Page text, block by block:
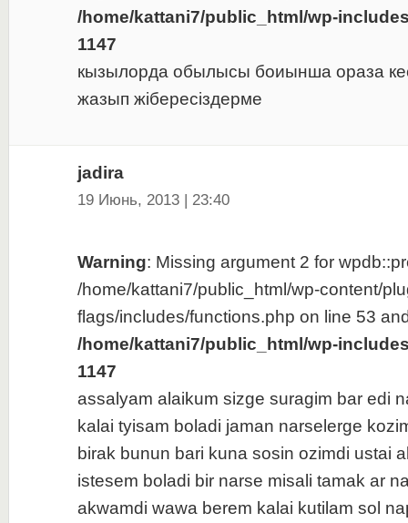
/home/kattani7/public_html/wp-
1147
кызылорда обылысы боиынша ораза
жазып жібересіздерме
jadira
19 Июнь, 2013 | 23:40
Warning: Missing argument 2 for
/home/kattani7/public_html/wp-content/
flags/includes/functions.php on line 53
/home/kattani7/public_html/wp-
1147
assalyam alaikum sizge suragim bar edi
kalai tyisam boladi jaman narselerge
birak bunun bari kuna sosin ozimdi ustai
istesem boladi bir narse misali tamak ar
akwamdi wawa berem kalai kutilam sol